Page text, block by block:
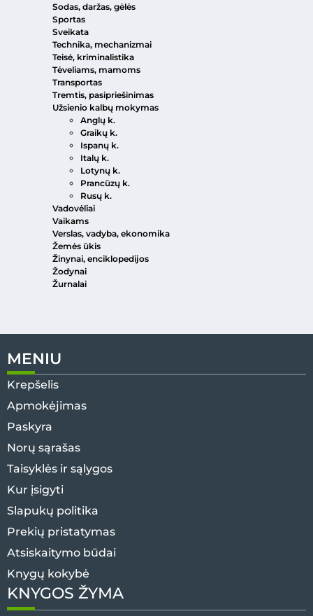
Sodas, daržas, gėlės
Sportas
Sveikata
Technika, mechanizmai
Teisė, kriminalistika
Tėveliams, mamoms
Transportas
Tremtis, pasipriešinimas
Užsienio kalbų mokymas
Anglų k.
Graikų k.
Ispanų k.
Italų k.
Lotynų k.
Prancūzų k.
Rusų k.
Vadovėliai
Vaikams
Verslas, vadyba, ekonomika
Žemės ūkis
Žinynai, enciklopedijos
Žodynai
Žurnalai
MENIU
Krepšelis
Apmokėjimas
Paskyra
Norų sąrašas
Taisyklės ir sąlygos
Kur įsigyti
Slapukų politika
Prekių pristatymas
Atsiskaitymo būdai
Knygų kokybė
KNYGOS ŽYMA